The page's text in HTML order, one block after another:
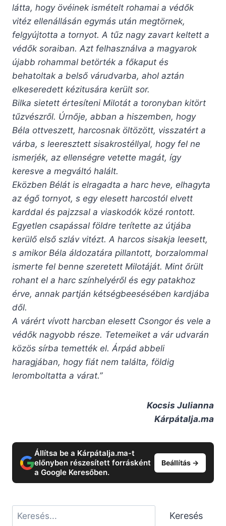
látta, hogy övéinek ismételt rohamai a védők
vitéz ellenállásán egymás után megtörnek,
felgyújtotta a tornyot. A tűz nagy zavart keltett a
védők soraiban. Azt felhasználva a magyarok
újabb rohammal betörték a főkaput és
behatoltak a belső várudvarba, ahol aztán
elkeseredett kézitusára került sor.
Bilka sietett értesíteni Milotát a toronyban kitört
tűzvészről. Úrnője, abban a hiszemben, hogy
Béla ottveszett, harcosnak öltözött, visszatért a
várba, s leeresztett sisakrostéllyal, hogy fel ne
ismerjék, az ellenségre vetette magát, így
keresve a megváltó halált.
Eközben Bélát is elragadta a harc heve, elhagyta
az égő tornyot, s egy elesett harcostól elvett
karddal és pajzzsal a viaskodók közé rontott.
Egyetlen csapással földre terítette az útjába
kerülő első szláv vitézt. A harcos sisakja leesett,
s amikor Béla áldozatára pillantott, borzalommal
ismerte fel benne szeretett Milotáját. Mint őrült
rohant el a harc színhelyéről és egy patakhoz
érve, annak partján kétségbeesésében kardjába
dől.
A várért vívott harcban elesett Csongor és vele a
védők nagyobb része. Tetemeiket a vár udvarán
közös sírba temették el. Árpád abbeli
haragjában, hogy fiát nem találta, földig
leromboltatta a várat.”
Kocsis Julianna
Kárpátalja.ma
Állítsa be a Kárpátalja.ma-t
előnyben részesített forrásként
a Google Keresőben.
Beállítás →
Keresés Keresés